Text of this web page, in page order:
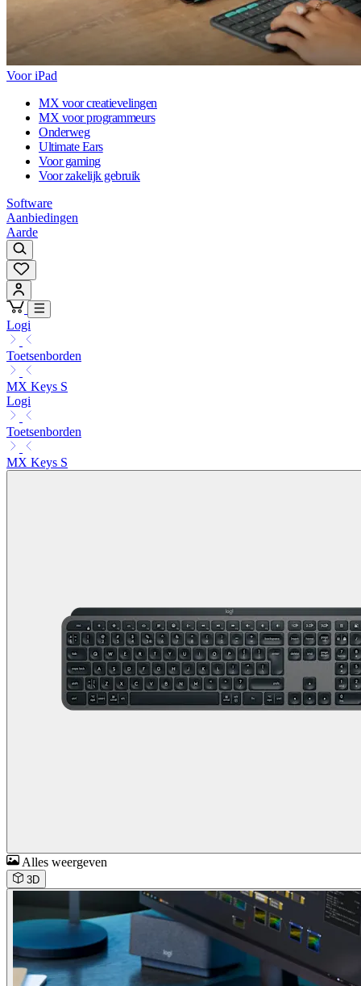
Voor iPad
MX voor creatievelingen
MX voor programmeurs
Onderweg
Ultimate Ears
Voor gaming
Voor zakelijk gebruik
Software
Aanbiedingen
Aarde
Logi
Toetsenborden
MX Keys S
Logi
Toetsenborden
MX Keys S
Alles weergeven
3D